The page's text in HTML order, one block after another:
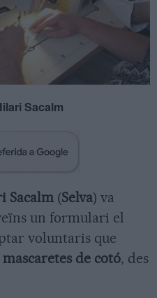
Sacalm
Sacalm (Selva) va
un formulari el
voluntaris que
mascaretes de cotó, des